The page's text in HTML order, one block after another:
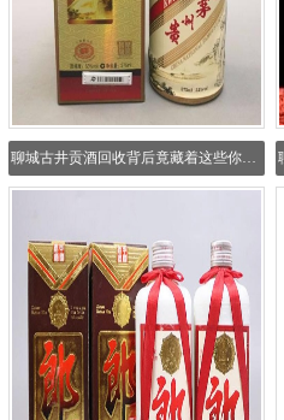
聊城古井贡酒回收背后竟藏着这些你不知道的秘密！